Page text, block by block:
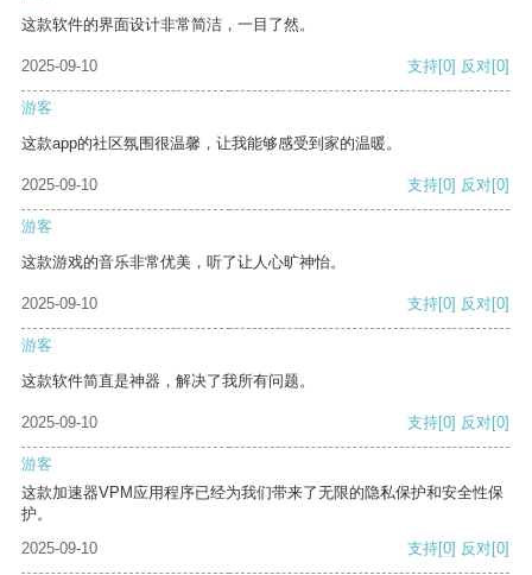
这款软件的界面设计非常简洁，一目了然。
2025-09-10 支持[0] 反对[0]
游客
这款app的社区氛围很温馨，让我能够感受到家的温暖。
2025-09-10 支持[0] 反对[0]
游客
这款游戏的音乐非常优美，听了让人心旷神怡。
2025-09-10 支持[0] 反对[0]
游客
这款软件简直是神器，解决了我所有问题。
2025-09-10 支持[0] 反对[0]
游客
这款加速器VPM应用程序已经为我们带来了无限的隐私保护和安全性保
护。
2025-09-10
支持[0] 反对[0]